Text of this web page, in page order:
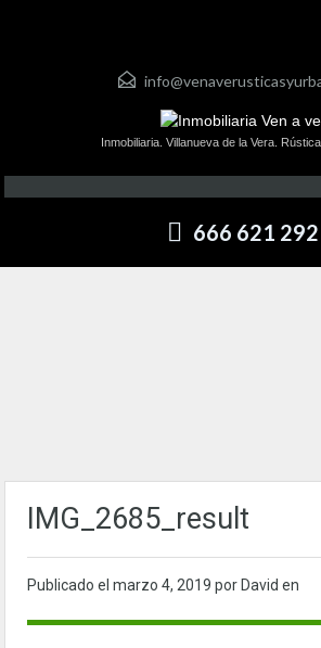
Inmobiliaria. Villanueva de la Vera.
666 621 292
IMG_2685_result
Publicado el marzo 4, 2019 por David en